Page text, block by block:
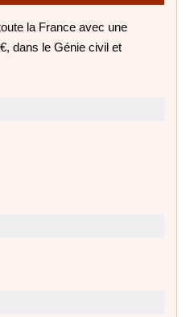
la France avec une
dans le Génie civil et